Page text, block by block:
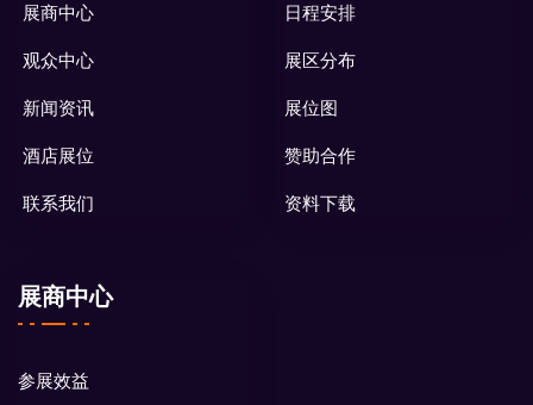
展商中心
观众中心
新闻资讯
酒店展位
联系我们
日程安排
展区分布
展位图
赞助合作
资料下载
展商中心
参展效益